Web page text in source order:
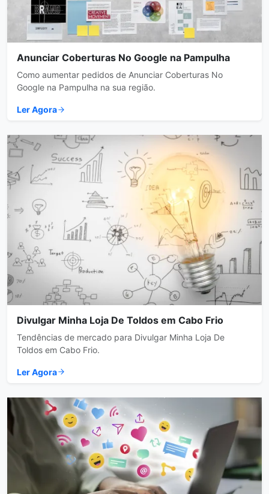
Anunciar Coberturas No Google na Pampulha
Como aumentar pedidos de Anunciar Coberturas No
Google na Pampulha na sua região.
Ler Agora
Divulgar Minha Loja De Toldos em Cabo Frio
Tendências de mercado para Divulgar Minha Loja De
Toldos em Cabo Frio.
Ler Agora